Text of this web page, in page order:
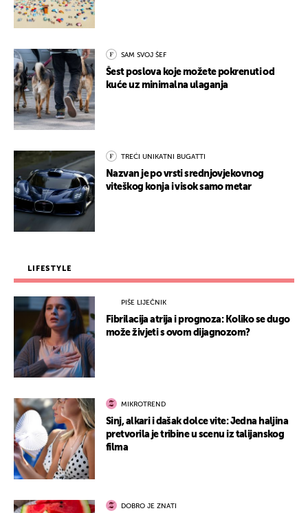
SAM SVOJ ŠEF
Šest poslova koje možete pokrenuti od
kuće uz minimalna ulaganja
TREĆI UNIKATNI BUGATTI
Nazvan je po vrsti srednjovjekovnog
viteškog konja i visok samo metar
LIFESTYLE
PIŠE LIJEČNIK
Fibrilacija atrija i prognoza: Koliko se dugo
može živjeti s ovom dijagnozom?
MIKROTREND
Sinj, alkari i dašak dolce vite: Jedna haljina
pretvorila je tribine u scenu iz talijanskog
filma
DOBRO JE ZNATI